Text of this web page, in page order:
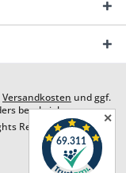
Versandkosten und ggf.
beschrieben
Reserved. Design by
✕